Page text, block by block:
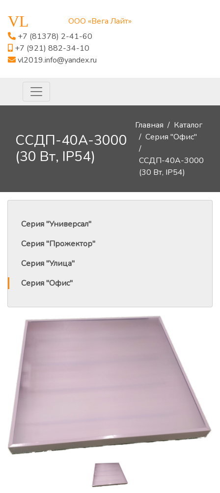
VL
ООО «Вега Лайт»
+7 (81378) 2-41-60
+7 (921) 882-34-10
vl2019.info@yandex.ru
ССДП-40А-3000
(30 Вт, IP54)
Главная
Каталог
Серия "Офис"
ССДП-40А-3000
(30 Вт, IP54)
Серия "Универсал"
Серия "Прожектор"
Серия "Улица"
Серия "Офис"